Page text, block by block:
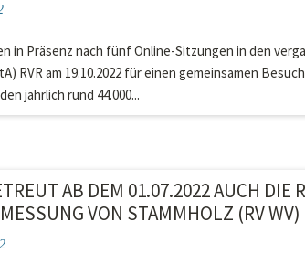
in Präsenz nach fünf Online-Sitzungen in den
RVR am 19.10.2022 für einen gemeinsamen
jährlich rund 44.000...
AB DEM 01.07.2022 AUCH DIE
VON STAMMHOLZ (RV WV)